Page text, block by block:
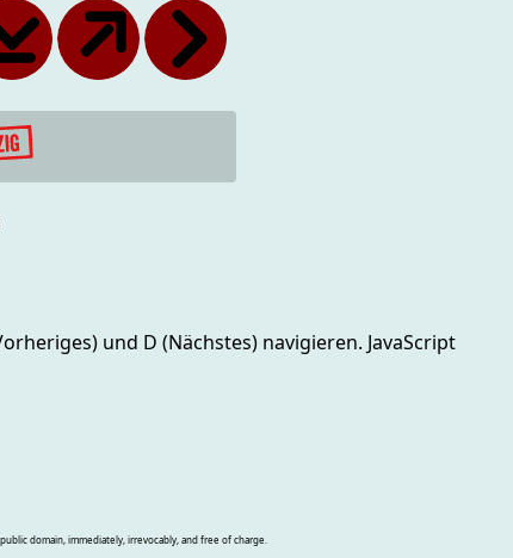
und D (Nächstes)navigieren. JavaScript
domain, immediately, irrevocably, and free of charge.